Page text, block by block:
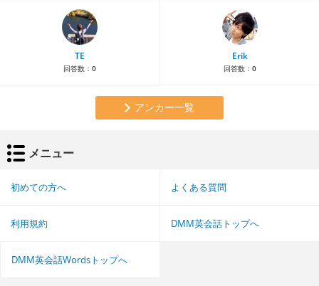
TE
回答数： 0
Erik
回答数： 0
アンカー一覧
メニュー
初めての方へ よくある質問
利用規約 DMM英会話トップへ
DMM英会話Wordsトップへ